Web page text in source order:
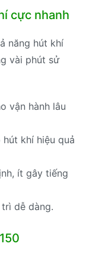
cực nhanh
năng hút khí
vài phút sử
vận hành lâu
khí hiệu quả
ít gây tiếng
dễ dàng.